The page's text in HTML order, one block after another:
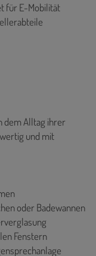
für E-Mobilität
dem Alltag ihrer
und mit
oder Badewannen
Fenstern